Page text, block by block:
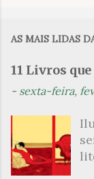
n
t
i
o
AS MAIS LIDAS
11 Livros
- sexta-feira,